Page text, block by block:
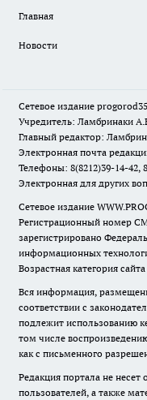
Главная
Новости
Сетевое издание
Учредитель: Ламбринаки
Главный редактор:
Электронная почта
Телефоны: 8(8212)39-14-42,
Электронная для других
Сетевое издание
Регистрационный номер
зарегистрировано
информационных
Возрастная категория сайта
Вся информация,
соответствии с
подлежит использованию
том числе
как с письменного
Редакция портала не несет
пользователей, а также